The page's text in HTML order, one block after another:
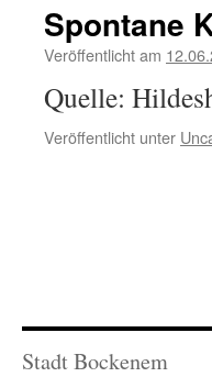
Spontane
Veröffentlicht am
Quelle:
Veröffentlicht unter
Stadt Bockenem